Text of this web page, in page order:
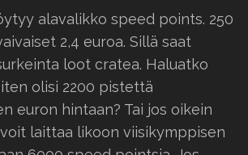
alavalikko speed points. 250
2,4 euroa. Sillä saat
loot cratea. Haluatko
olisi 2200 pistettä
euron hintaan? Tai jos oikein
laittaa likoon viisikymppisen